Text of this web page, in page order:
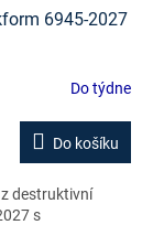
6945-2027
Do týdne
Do košíku
destruktivní
s